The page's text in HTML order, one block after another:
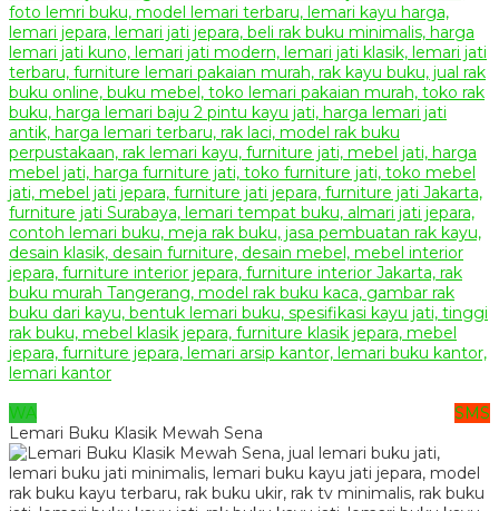
WA
SMS
Lemari Buku Klasik Mewah Sena